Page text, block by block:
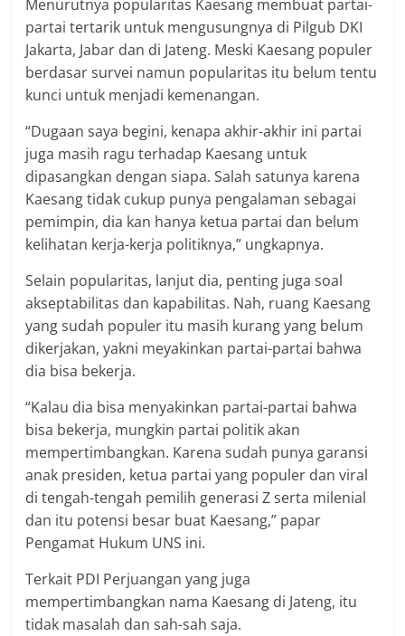
Menurutnya popularitas Kaesang membuat partai-
partai tertarik untuk mengusungnya di Pilgub DKI
Jakarta, Jabar dan di Jateng. Meski Kaesang populer
berdasar survei namun popularitas itu belum tentu
kunci untuk menjadi kemenangan.
“Dugaan saya begini, kenapa akhir-akhir ini partai
juga masih ragu terhadap Kaesang untuk
dipasangkan dengan siapa. Salah satunya karena
Kaesang tidak cukup punya pengalaman sebagai
pemimpin, dia kan hanya ketua partai dan belum
kelihatan kerja-kerja politiknya,” ungkapnya.
Selain popularitas, lanjut dia, penting juga soal
akseptabilitas dan kapabilitas. Nah, ruang Kaesang
yang sudah populer itu masih kurang yang belum
dikerjakan, yakni meyakinkan partai-partai bahwa
dia bisa bekerja.
“Kalau dia bisa menyakinkan partai-partai bahwa
bisa bekerja, mungkin partai politik akan
mempertimbangkan. Karena sudah punya garansi
anak presiden, ketua partai yang populer dan viral
di tengah-tengah pemilih generasi Z serta milenial
dan itu potensi besar buat Kaesang,” papar
Pengamat Hukum UNS ini.
Terkait PDI Perjuangan yang juga
mempertimbangkan nama Kaesang di Jateng, itu
tidak masalah dan sah-sah saja.